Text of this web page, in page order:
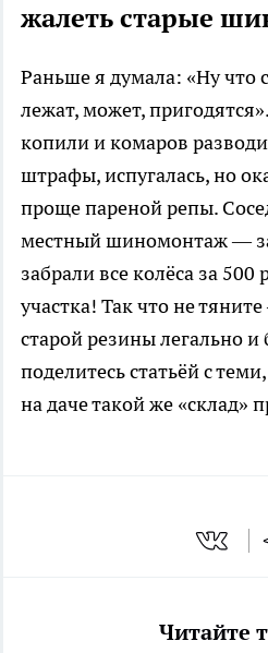
жалеть старые
Раньше я думала: «Ну что
лежат, может,
копили и комаров
штрафы, испугалась, но
проще пареной репы.
местный шиномонтаж —
забрали все колёса за
участка! Так что не
старой резины легально и
поделитесь статьёй с
на даче такой же «склад»
Читайте